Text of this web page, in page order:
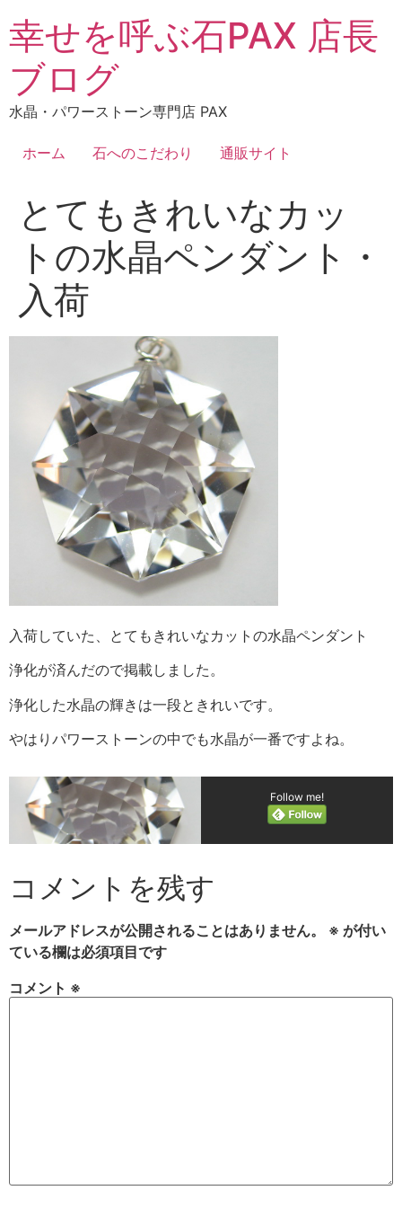
ン
ン
に
幸せを呼ぶ石PAX 店長
ブログ
水晶・パワーストーン専門店 PAX
ホーム 石へのこだわり 通販サイト
とてもきれいなカッ
トの水晶ペンダント・
入荷
入荷していた、とてもきれいなカットの水晶ペンダント
浄化が済んだので掲載しました。
浄化した水晶の輝きは一段ときれいです。
やはりパワーストーンの中でも水晶が一番ですよね。
Follow me!
コメントを残す
メールアドレスが公開されることはありません。 ※ が付い
ている欄は必須項目です
コメント ※